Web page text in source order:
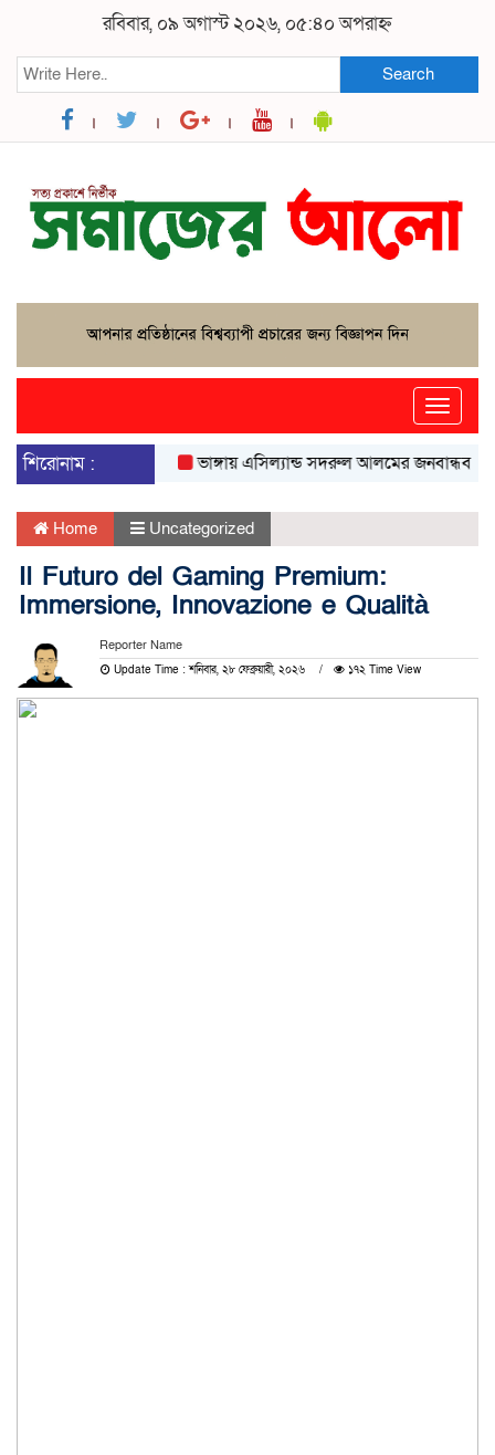
রবিবার, ০৯ অগাস্ট ২০২৬, ০৫:৪০ অপরাহ্ন
Search
Toggle
শিরোনাম :
ভাঙ্গায় এসিল্যান্ড সদরুল আলমের জনবান্ধব
Home Uncategorized
Il Futuro del Gaming Premium:
Immersione, Innovazione e Qualità
Reporter Name
Update Time : শনিবার, ২৮ ফেব্রুয়ারী, ২০২৬ ১৭২ Time View